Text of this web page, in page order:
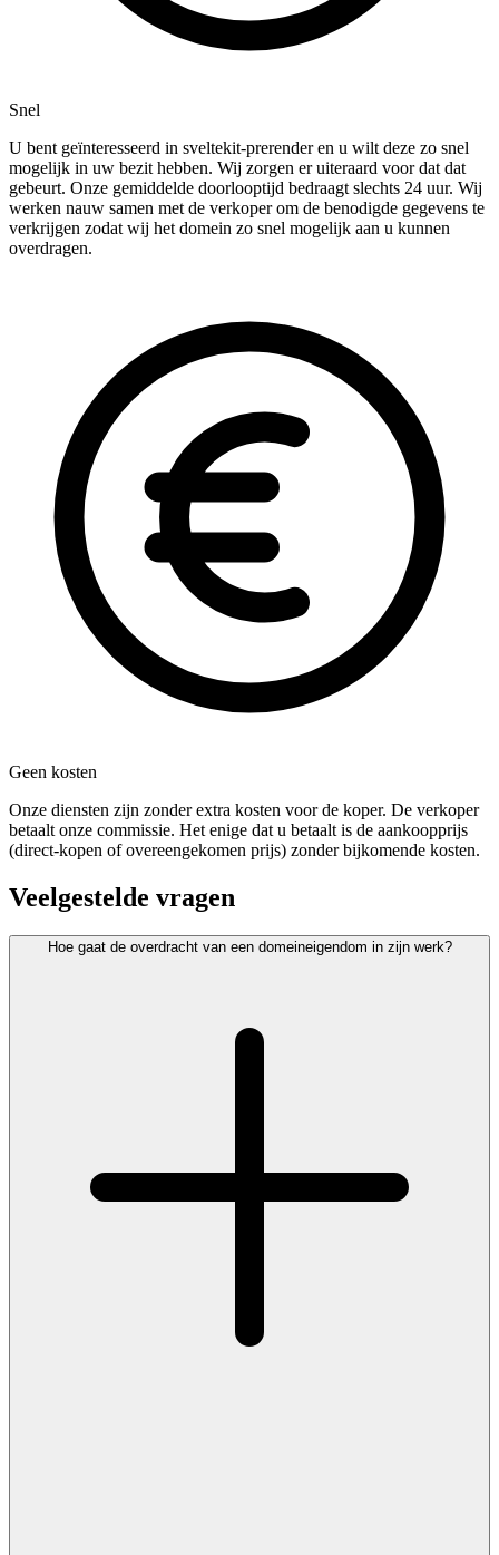
Snel
U bent geïnteresseerd in sveltekit-prerender en u wilt deze zo snel
mogelijk in uw bezit hebben. Wij zorgen er uiteraard voor dat dat
gebeurt. Onze gemiddelde doorlooptijd bedraagt slechts 24 uur. Wij
werken nauw samen met de verkoper om de benodigde gegevens te
verkrijgen zodat wij het domein zo snel mogelijk aan u kunnen
overdragen.
Geen kosten
Onze diensten zijn zonder extra kosten voor de koper. De verkoper
betaalt onze commissie. Het enige dat u betaalt is de aankoopprijs
(direct-kopen of overeengekomen prijs) zonder bijkomende kosten.
Veelgestelde vragen
Hoe gaat de overdracht van een domeineigendom in zijn werk?